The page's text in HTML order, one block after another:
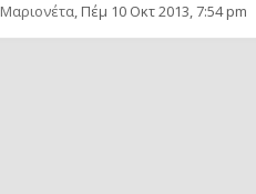
Μαριονέτα, Πέμ 10 Οκτ 2013, 7:54 pm